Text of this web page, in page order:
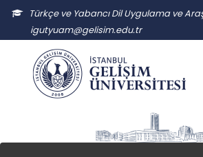
Türkçe ve Yabancı Dil Uygulama ve
igutyuam@gelisim.edu.tr